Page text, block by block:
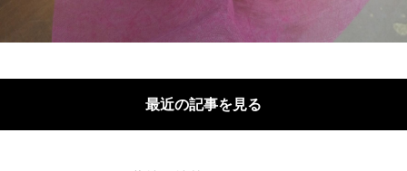
最近の記事を見る